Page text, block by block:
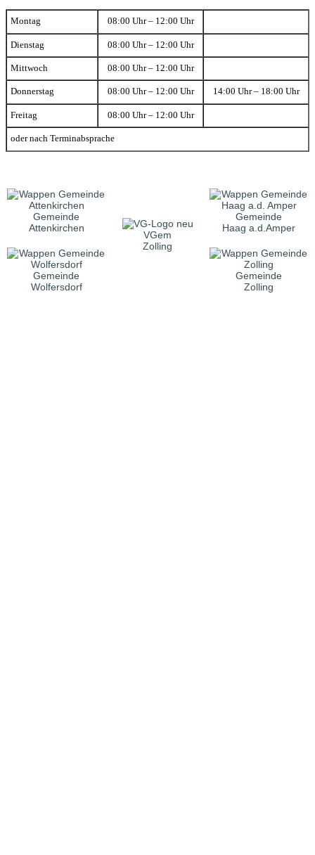
Montag 08:00 Uhr – 12:00 Uhr
Dienstag 08:00 Uhr – 12:00 Uhr
Mittwoch 08:00 Uhr – 12:00 Uhr
Donnerstag 08:00 Uhr – 12:00 Uhr 14:00 Uhr – 18:00 Uhr
Freitag 08:00 Uhr – 12:00 Uhr
oder nach Terminabsprache
Gemeinde
Attenkirchen
VGem
Zolling
Gemeinde
Haag a.d.Amper
Gemeinde
Wolfersdorf
Gemeinde
Zolling